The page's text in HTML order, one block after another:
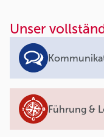
Unser
Führung &